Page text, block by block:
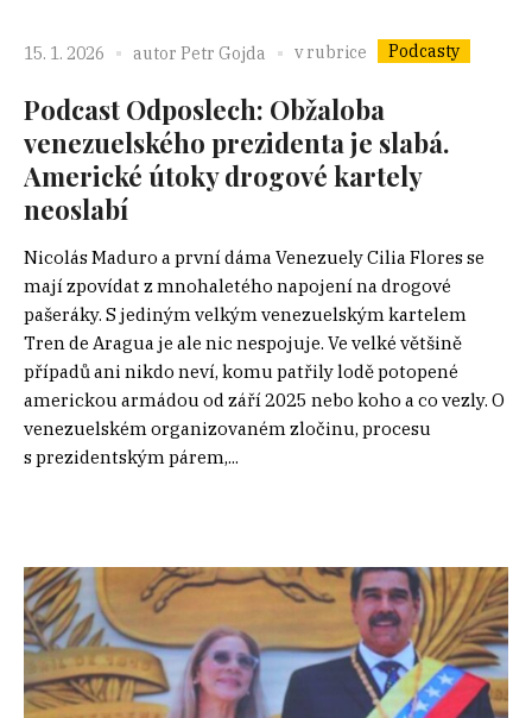
15. 1. 2026 autor Petr Gojda v rubrice Podcasty
Podcast Odposlech: Obžaloba
venezuelského prezidenta je slabá.
Americké útoky drogové kartely
neoslabí
Nicolás Maduro a první dáma Venezuely Cilia Flores se
mají zpovídat z mnohaletého napojení na drogové
pašeráky. S jediným velkým venezuelským kartelem
Tren de Aragua je ale nic nespojuje. Ve velké většině
případů ani nikdo neví, komu patřily lodě potopené
americkou armádou od září 2025 nebo koho a co vezly. O
venezuelském organizovaném zločinu, procesu
s prezidentským párem,...